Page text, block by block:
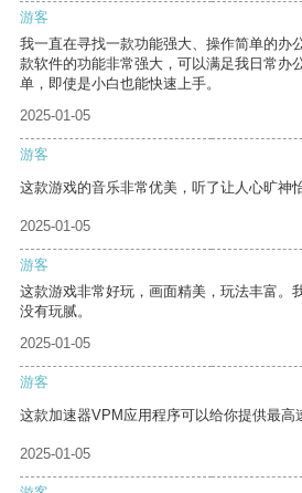
游客
我一直在寻找一款功能强大、操作简单的办
款软件的功能非常强大，可以满足我日常办
单，即使是小白也能快速上手。
2025-01-05
游客
这款游戏的音乐非常优美，听了让人心旷神怡
2025-01-05
游客
这款游戏非常好玩，画面精美，玩法丰富。
没有玩腻。
2025-01-05
游客
这款加速器VPM应用程序可以给你提供最高
2025-01-05